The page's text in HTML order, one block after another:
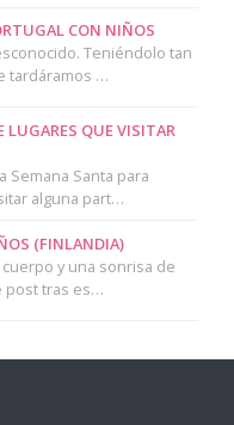
CON NIÑOS
Teniéndolo tan
tardáramos …
LUGARES QUE VISITAR
Semana Santa para
alguna part…
(FINLANDIA)
y una sonrisa de
post tras es…